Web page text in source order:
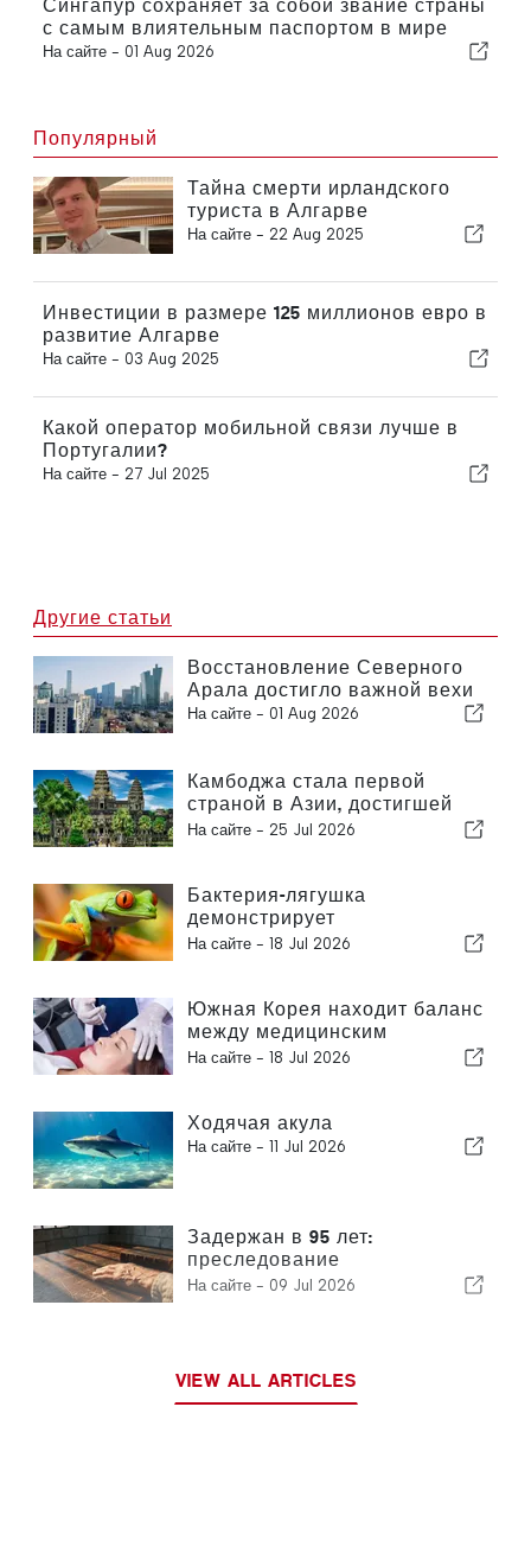
Сингапур сохраняет за собой звание страны
с самым влиятельным паспортом в мире
На сайте - 01 Aug 2026
Популярный
Тайна смерти ирландского
туриста в Алгарве
На сайте - 22 Aug 2025
Инвестиции в размере 125 миллионов евро в
развитие Алгарве
На сайте - 03 Aug 2025
Какой оператор мобильной связи лучше в
Португалии?
На сайте - 27 Jul 2025
Другие статьи
Восстановление Северного
Арала достигло важной вехи
На сайте - 01 Aug 2026
Камбоджа стала первой
страной в Азии, достигшей
важной вехи в борьбе с ВИЧ
На сайте - 25 Jul 2026
Бактерия-лягушка
демонстрирует
многообещающие результаты
На сайте - 18 Jul 2026
Южная Корея находит баланс
между медицинским
туризмом и государственным
На сайте - 18 Jul 2026
Ходячая акула
На сайте - 11 Jul 2026
Задержан в 95 лет:
преследование
южнокорейскими властями
На сайте - 09 Jul 2026
VIEW ALL ARTICLES